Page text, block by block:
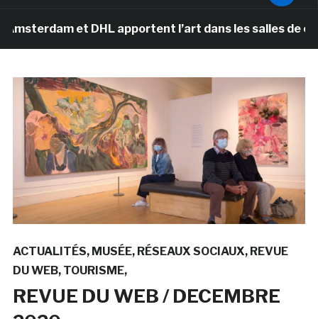
et DHL apportent l’art dans les salles de classe
ACTUALITÉS MUSÉE RÉSEAUX SOCIAUX REVUE
DU WEB TOURISME
REVUE DU WEB / DECEMBRE